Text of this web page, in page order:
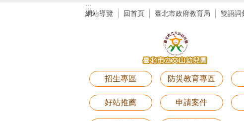
:::
網站導覽 回首頁 臺北市政府教育局 雙語詞
招生專區 防災教育專區
好站推薦 申請案件